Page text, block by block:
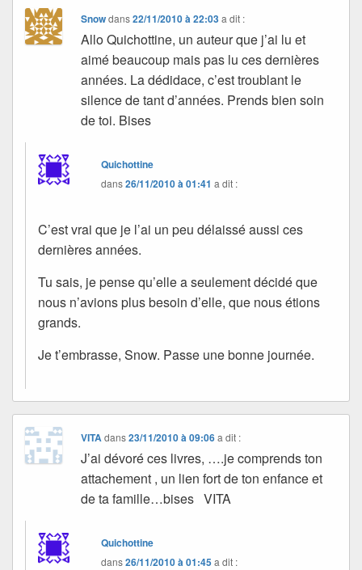
Snowdans22/11/2010 à 22:03 a dit :
Allo Quichottine, un auteur que j’ai lu et
aimé beaucoup mais pas lu ces dernières
années. La dédidace, c’est troublant le
silence de tant d’années. Prends bien soin
de toi. Bises
Quichottine
dans26/11/2010 à 01:41 a dit :
C’est vrai que je l’ai un peu délaissé aussi ces
dernières années.
Tu sais, je pense qu’elle a seulement décidé que
nous n’avions plus besoin d’elle, que nous étions
grands.
Je t’embrasse, Snow. Passe une bonne journée.
VITAdans23/11/2010 à 09:06 a dit :
J’ai dévoré ces livres, ….je comprends ton
attachement , un lien fort de ton enfance et
de ta famille…bises VITA
Quichottine
dans26/11/2010 à 01:45a dit :